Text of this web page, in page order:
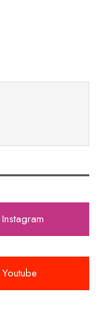
Instagram
Youtube